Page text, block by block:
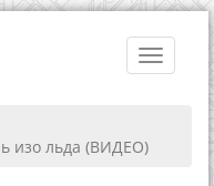
Toggle
изо льда (ВИДЕО)